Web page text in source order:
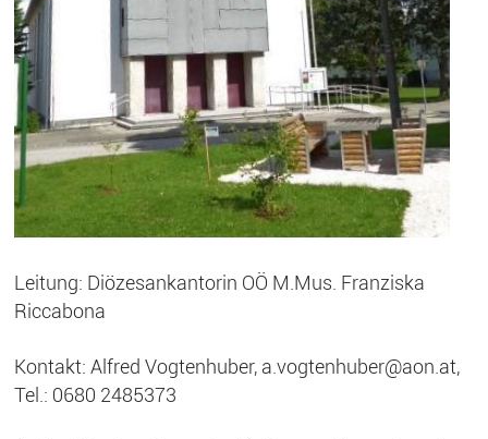
Leitung: Diözesankantorin OÖ M.Mus. Franziska
Riccabona
Kontakt: Alfred Vogtenhuber, a.vogtenhuber@aon.at,
Tel.: 0680 2485373